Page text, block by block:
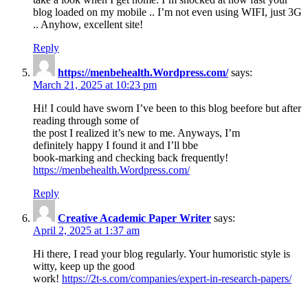
blog loaded on my mobile .. I’m not even using WIFI, just 3G
.. Anyhow, excellent site!
Reply
https://menbehealth.Wordpress.com/ says:
March 21, 2025 at 10:23 pm
Hi! I could have sworn I’ve been to this blog beefore but after
reading through some of
the post I realized it’s new to me. Anyways, I’m
definitely happy I found it and I’ll bbe
book-marking and checking back frequently!
https://menbehealth.Wordpress.com/
Reply
Creative Academic Paper Writer says:
April 2, 2025 at 1:37 am
Hi there, I read your blog regularly. Your humoristic style is
witty, keep up the good
work! https://2t-s.com/companies/expert-in-research-papers/